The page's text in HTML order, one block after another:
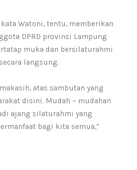
Watoni, tentu, memberikan
DPRD provinsi Lampung
muka dan bersilaturahmi
langsung.
atas sambutan yang
disini. Mudah – mudahan
ajang silaturahmi yang
bagi kita semua,”